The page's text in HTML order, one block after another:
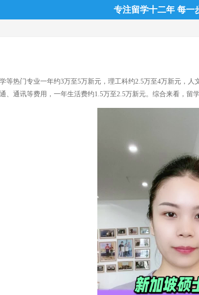
专注留学十二年 每一
等热门专业一年约3万至5万新元，理工科约2.5万至4万新元，
、通讯等费用，一年生活费约1.5万至2.5万新元。综合来看，留